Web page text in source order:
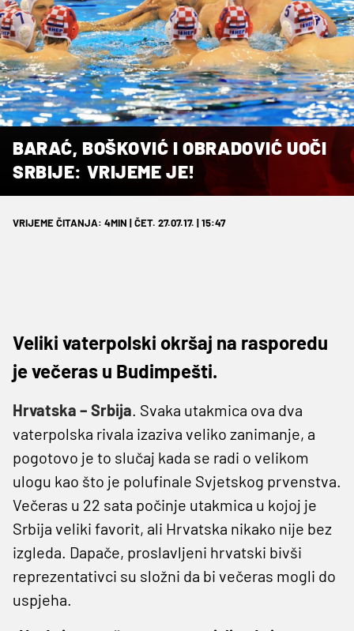
BARAĆ, BOŠKOVIĆ I OBRADOVIĆ UOČI
SRBIJE: VRIJEME JE!
VRIJEME ČITANJA: 4MIN | ČET. 27.07.17. | 15:47
Veliki vaterpolski okršaj na rasporedu
je večeras u Budimpešti.
Hrvatska – Srbija. Svaka utakmica ova dva
vaterpolska rivala izaziva veliko zanimanje, a
pogotovo je to slučaj kada se radi o velikom
ulogu kao što je polufinale Svjetskog prvenstva.
Večeras u 22 sata počinje utakmica u kojoj je
Srbija veliki favorit, ali Hrvatska nikako nije bez
izgleda. Dapače, proslavljeni hrvatski bivši
reprezentativci su složni da bi večeras mogli do
uspjeha.